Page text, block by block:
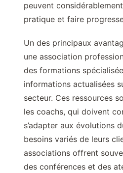
peuvent
pratique et faire
Un des principaux
une association
des formations
informations actualisées
secteur. Ces ressources
les coachs, qui doivent
s’adapter aux évolutions
besoins variés de leurs
associations offrent
des conférences et des